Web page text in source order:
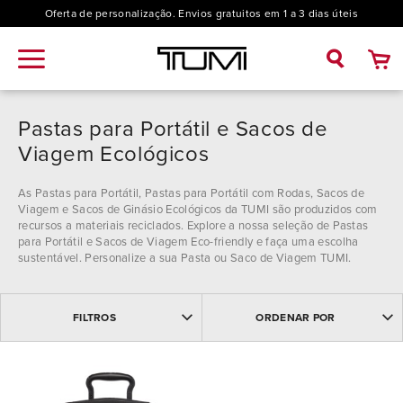
Oferta de personalização. Envios gratuitos em 1 a 3 dias úteis
Pastas para Portátil e Sacos de
Viagem Ecológicos
As Pastas para Portátil, Pastas para Portátil com Rodas, Sacos de
Viagem e Sacos de Ginásio Ecológicos da TUMI são produzidos com
recursos a materiais reciclados. Explore a nossa seleção de Pastas
para Portátil e Sacos de Viagem Eco-friendly e faça uma escolha
sustentável. Personalize a sua Pasta ou Saco de Viagem TUMI.
FILTROS
Coleção ORDENAR POR
MAIS RECENTES
NOME: ASCENDENTE
PREÇO DESCENDENTE
PREÇO ASCENDENTE